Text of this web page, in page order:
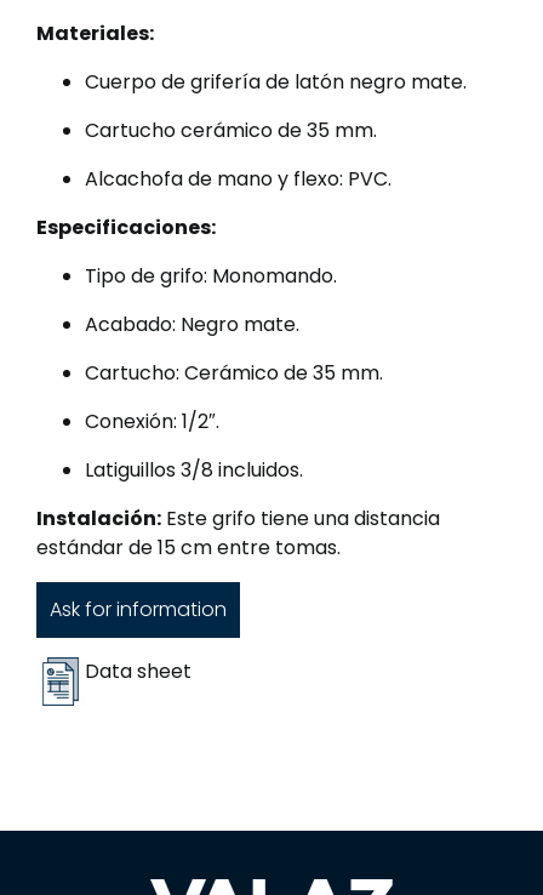
Materiales:
Cuerpo de grifería de latón negro mate.
Cartucho cerámico de 35 mm.
Alcachofa de mano y flexo: PVC.
Especificaciones:
Tipo de grifo: Monomando.
Acabado: Negro mate.
Cartucho: Cerámico de 35 mm.
Conexión: 1/2″.
Latiguillos 3/8 incluidos.
Instalación: Este grifo tiene una distancia
estándar de 15 cm entre tomas.
Ask for information
Data sheet